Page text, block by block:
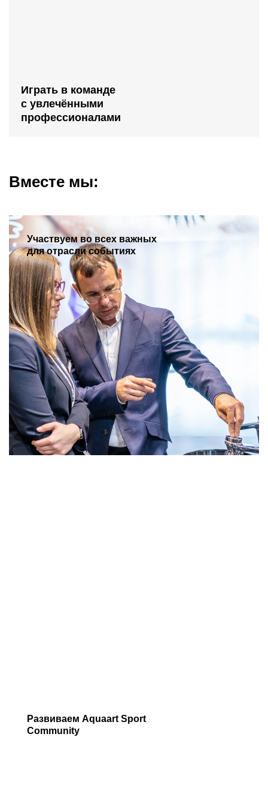
Играть в команде
с увлечёнными
профессионалами
Вместе мы:
Участвуем во всех важных
для отрасли событиях
Развиваем Aquaart Sport
Community